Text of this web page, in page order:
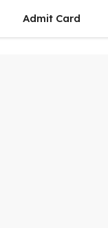
Admit Card